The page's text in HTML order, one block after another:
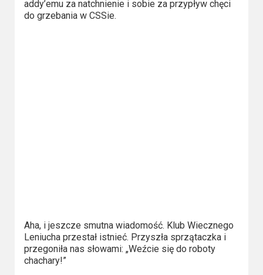
Bollywood
europejskie
Kino
polskie
addy’emu za natchnienie i sobie za przypływ chęci
do grzebania w CSSie.
Aha, i jeszcze smutna wiadomość. Klub Wiecznego
Leniucha przestał istnieć. Przyszła sprzątaczka i
przegoniła nas słowami: „Weźcie się do roboty
chachary!”